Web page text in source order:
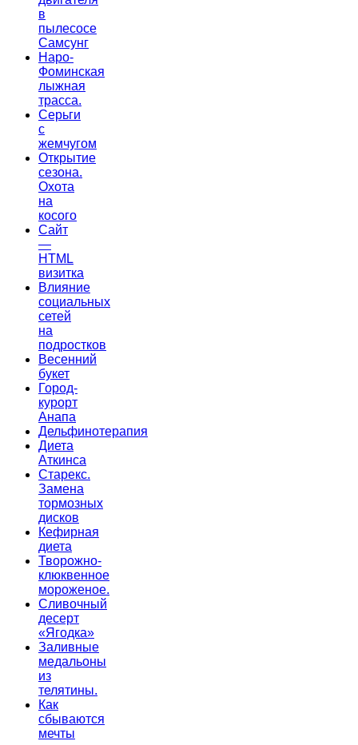
в
пылесосе
Самсунг
Наро-
Фоминская
лыжная
трасса.
Серьги
с
жемчугом
Открытие
сезона.
Охота
на
косого
Сайт
—
HTML
визитка
Влияние
социальных
сетей
на
подростков
Весенний
букет
Город-
курорт
Анапа
Дельфинотерапия
Диета
Аткинса
Старекс.
Замена
тормозных
дисков
Кефирная
диета
Творожно-
клюквенное
мороженое.
Сливочный
десерт
«Ягодка»
Заливные
медальоны
из
телятины.
Как
сбываются
мечты